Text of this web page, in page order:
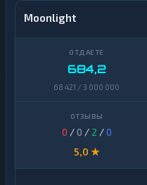
Moonlight
684,2
68 421 / 3 000 000
0 / 0 / 2 /0
5,0 ★